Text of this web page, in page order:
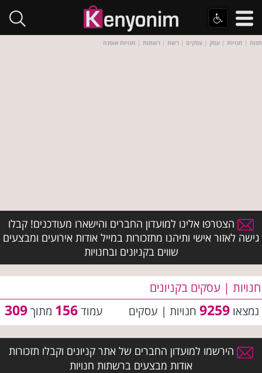
חנות | חנויות | עסק | עסקים | רשת | רשתות | חנויות אופנה
הצטרפו אלינו למועדון החברים והישארו מעודכנים! קבלו
גישה לאזור אישי ותיהנו מתזכורות במייל אודות אירועים ומבצעים
שווים בקניונים ובחנויות
חנויות | עסקים בקניונים
עמוד156 מתוך309 נמצאו 9259 חנויות | עסקים
הירשמו למועדון החברים של אתר קניונים וקבלו תזכורות
אודות מבצעים ברשתות חנויות